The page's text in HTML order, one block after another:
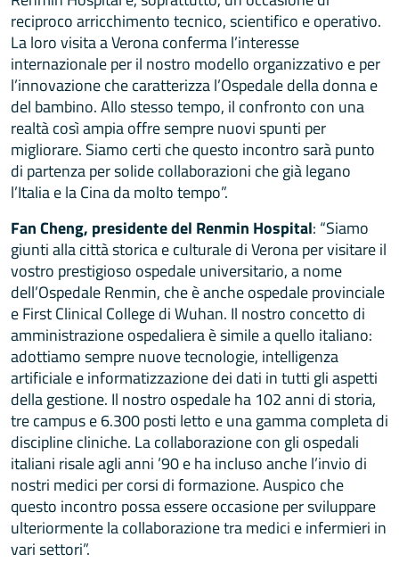
reciproco arricchimento tecnico, scientifico e operativo.
La loro visita a Verona conferma l’interesse
internazionale per il nostro modello organizzativo e per
l’innovazione che caratterizza l’Ospedale della donna e
del bambino. Allo stesso tempo, il confronto con una
realtà così ampia offre sempre nuovi spunti per
migliorare. Siamo certi che questo incontro sarà punto
di partenza per solide collaborazioni che già legano
l’Italia e la Cina da molto tempo”.
Fan Cheng, presidente del Renmin Hospital: “Siamo
giunti alla città storica e culturale di Verona per visitare il
vostro prestigioso ospedale universitario, a nome
dell’Ospedale Renmin, che è anche ospedale provinciale
e First Clinical College di Wuhan. Il nostro concetto di
amministrazione ospedaliera è simile a quello italiano:
adottiamo sempre nuove tecnologie, intelligenza
artificiale e informatizzazione dei dati in tutti gli aspetti
della gestione. Il nostro ospedale ha 102 anni di storia,
tre campus e 6.300 posti letto e una gamma completa di
discipline cliniche. La collaborazione con gli ospedali
italiani risale agli anni ’90 e ha incluso anche l’invio di
nostri medici per corsi di formazione. Auspico che
questo incontro possa essere occasione per sviluppare
ulteriormente la collaborazione tra medici e infermieri in
vari settori”.